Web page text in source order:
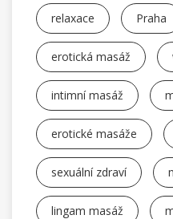
relaxace Praha
erotická masáž
intimní masáž
erotické masáže
sexuální zdraví
lingam masáž